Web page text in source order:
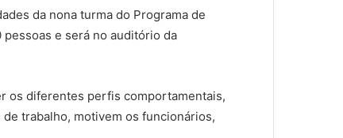
da nona turma do Programa de
e será no auditório da
os diferentes perfis comportamentais,
trabalho, motivem os funcionários,